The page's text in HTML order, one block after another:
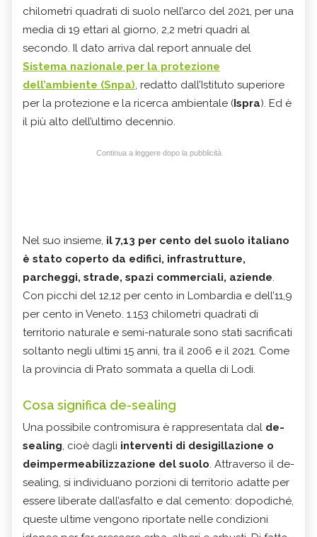
chilometri quadrati di suolo nell’arco del 2021, per una
media di 19 ettari al giorno, 2,2 metri quadri al
secondo. Il dato arriva dal report annuale del
Sistema nazionale per la protezione
dell’ambiente (Snpa), redatto dall’Istituto superiore
per la protezione e la ricerca ambientale (Ispra). Ed è
il più alto dell’ultimo decennio.
Continua a leggere dopo la pubblicità
Nel suo insieme, il 7,13 per cento del suolo italiano
è stato coperto da edifici, infrastrutture,
parcheggi, strade, spazi commerciali, aziende.
Con picchi del 12,12 per cento in Lombardia e dell’11,9
per cento in Veneto. 1.153 chilometri quadrati di
territorio naturale e semi-naturale sono stati sacrificati
soltanto negli ultimi 15 anni, tra il 2006 e il 2021. Come
la provincia di Prato sommata a quella di Lodi.
Cosa significa de-sealing
Una possibile contromisura è rappresentata dal de-
sealing, cioè dagli interventi di desigillazione o
deimpermeabilizzazione del suolo. Attraverso il de-
sealing, si individuano porzioni di territorio adatte per
essere liberate dall’asfalto e dal cemento: dopodiché,
queste ultime vengono riportate nelle condizioni